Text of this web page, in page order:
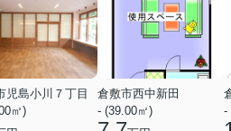
児島小川７丁目
㎡)
倉敷市西中新田
- (39.00㎡)
-